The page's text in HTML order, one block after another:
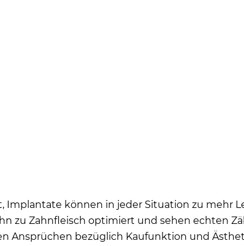
können in jeder Situation zu mehr
zu Zahnfleisch optimiert und sehen echten
Ansprüchen bezüglich Kaufunktion und